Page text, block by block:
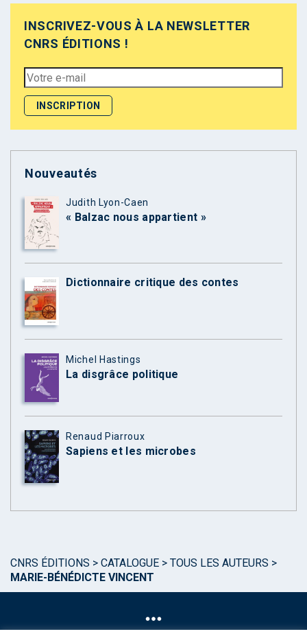
INSCRIVEZ-VOUS À LA NEWSLETTER
CNRS ÉDITIONS !
Nouveautés
Judith Lyon-Caen
« Balzac nous appartient »
Dictionnaire critique des contes
Michel Hastings
La disgrâce politique
Renaud Piarroux
Sapiens et les microbes
CNRS ÉDITIONS > CATALOGUE > TOUS LES AUTEURS >
MARIE-BÉNÉDICTE VINCENT